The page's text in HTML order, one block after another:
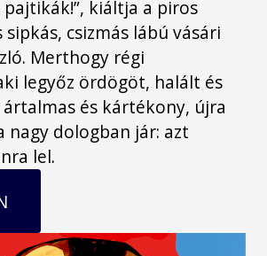
pajtikák!”, kiáltja a piros
sipkás, csizmás lábú vásári
Merthogy régi
legyőz ördögöt, halált és
és kártékony, újra
nagy dologban jár: azt
lel.